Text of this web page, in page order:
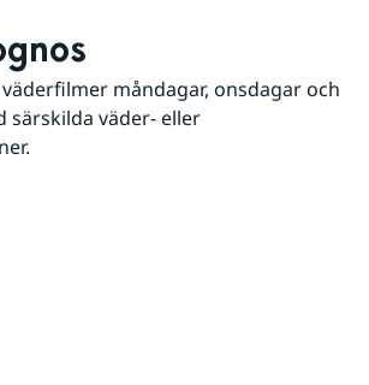
måndagar, onsdagar och
särskilda väder- eller